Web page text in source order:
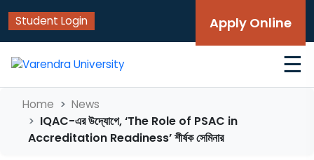
Student Login Apply Online
☰
Home News
IQAC-এর উদ্যোগে, ‘The Role of PSAC in
Accreditation Readiness’ শীর্ষক সেমিনার